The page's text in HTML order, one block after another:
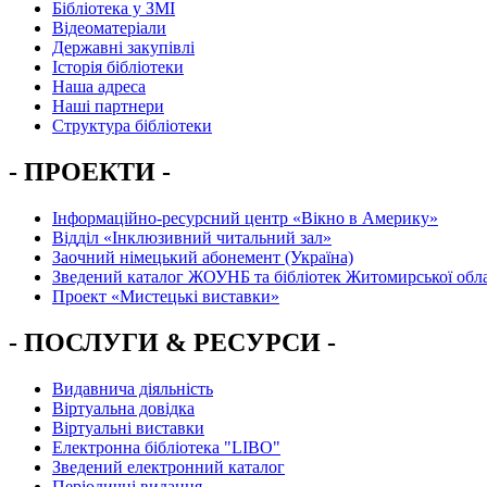
Бібліотека у ЗМІ
Відеоматеріали
Державні закупівлі
Історія бібліотеки
Наша адреса
Наші партнери
Структура бібліотеки
- ПРОЕКТИ -
Інформаційно-ресурсний центр «Вікно в Америку»
Вiддiл «Інклюзивний читальний зал»
Заочний німецький абонемент (Україна)
Зведений каталог ЖОУНБ та бібліотек Житомирської
Проект «Мистецькі виставки»
- ПОСЛУГИ & РЕСУРСИ -
Видавнича діяльність
Віртуальна довідка
Віртуальні виставки
Електронна бібліотека "LIBO"
Зведений електронний каталог